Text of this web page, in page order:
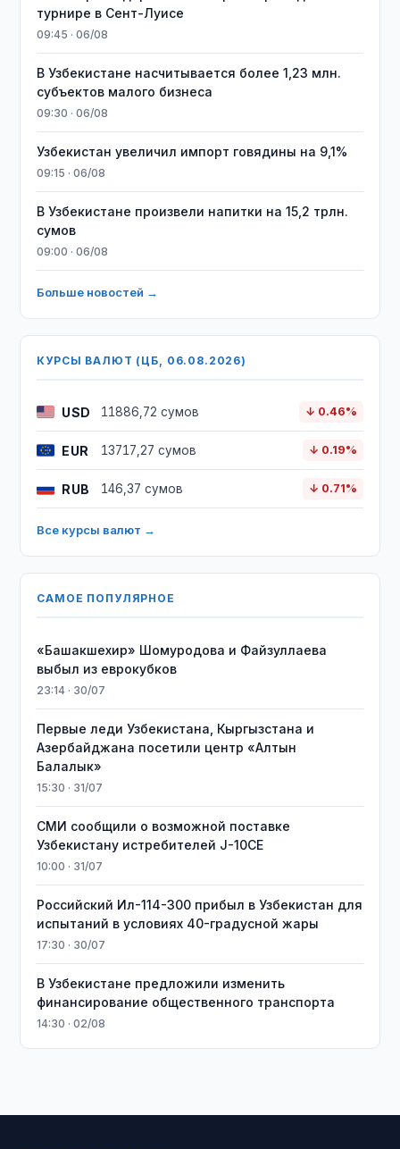
турнире в Сент-Луисе
09:45 · 06/08
В Узбекистане насчитывается более 1,23 млн.
субъектов малого бизнеса
09:30 · 06/08
Узбекистан увеличил импорт говядины на 9,1%
09:15 · 06/08
В Узбекистане произвели напитки на 15,2 трлн.
сумов
09:00 · 06/08
Больше новостей →
КУРСЫ ВАЛЮТ (ЦБ, 06.08.2026)
USD 11886,72 сумов ↓ 0.46%
EUR 13717,27 сумов ↓ 0.19%
RUB 146,37 сумов ↓ 0.71%
Все курсы валют →
САМОЕ ПОПУЛЯРНОЕ
«Башакшехир» Шомуродова и Файзуллаева
выбыл из еврокубков
23:14 · 30/07
Первые леди Узбекистана, Кыргызстана и
Азербайджана посетили центр «Алтын
Балалык»
15:30 · 31/07
СМИ сообщили о возможной поставке
Узбекистану истребителей J-10CE
10:00 · 31/07
Российский Ил-114-300 прибыл в Узбекистан для
испытаний в условиях 40-градусной жары
17:30 · 30/07
В Узбекистане предложили изменить
финансирование общественного транспорта
14:30 · 02/08